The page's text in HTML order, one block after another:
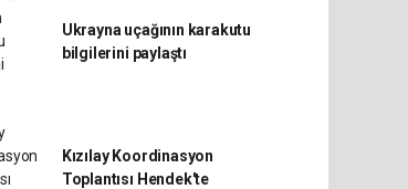
Ukrayna uçağının karakutu
bilgilerini paylaştı
Kızılay Koordinasyon
Toplantısı Hendek'te